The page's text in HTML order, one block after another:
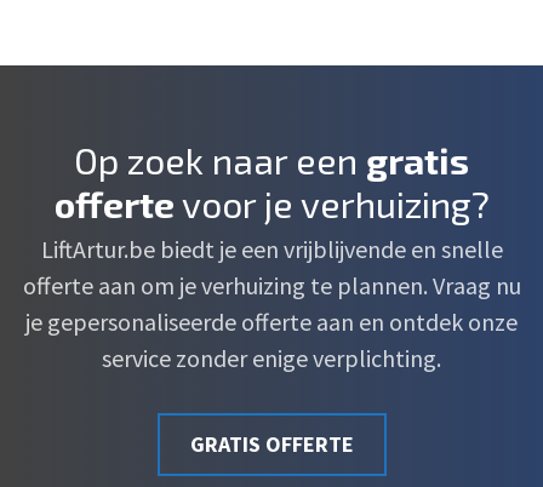
Op zoek naar een gratis
offertevoor je verhuizing?
LiftArtur.be biedt je een vrijblijvende en snelle
offerte aan om je verhuizing te plannen. Vraag nu
je gepersonaliseerde offerte aan en ontdek onze
service zonder enige verplichting.
GRATIS OFFERTE